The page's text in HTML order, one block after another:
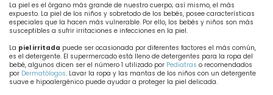
La piel es el órgano más grande de nuestro cuerpo; así mismo, el más
expuesto. La piel de los niños y sobretodo de los bebés, posee características
especiales que la hacen más vulnerable. Por ello, los bebés y niños son más
susceptibles a sufrir irritaciones e infecciones en la piel.
La piel irritada puede ser ocasionada por diferentes factores el más común,
es el detergente. El supermercado está lleno de detergentes para la ropa del
bebé, algunos dicen ser el número 1 utilizado por Pediatras o recomendados
por Dermatólogos. Lavar la ropa y las mantas de los niños con un detergente
suave e hipoalergénico puede ayudar a proteger la piel delicada.